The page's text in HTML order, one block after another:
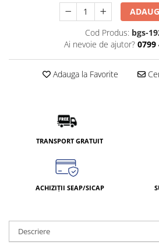
Cod Produs: bgs-
Ai nevoie de ajutor? 0799
Adauga la Favorite
TRANSPORT GRATUIT
ACHIZIȚII SEAP/SICAP
Descriere